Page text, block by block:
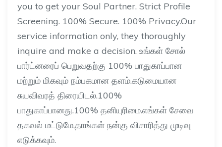
you to get your Soul Partner. Strict Profile
Screening. 100% Secure. 100% Privacy.Our
service information only, they thoroughly
inquire and make a decision. உங்கள் சோல்
பார்ட்னரைப் பெறுவதற்கு 100% பாதுகாப்பான
மற்றும் மிகவும் நம்பகமான தளம்.கடுமையான
சுயவிவரத் திரையிடல்.100%
பாதுகாப்பானது.100% தனியுரிமை.எங்கள் சேவை
தகவல் மட்டுமே,தாங்கள் நன்கு விசாரித்து முடிவு
எடுக்கவும்.